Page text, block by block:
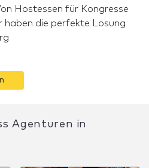
Hostessen für Kongresse
haben die perfekte Lösung
Agenturen in